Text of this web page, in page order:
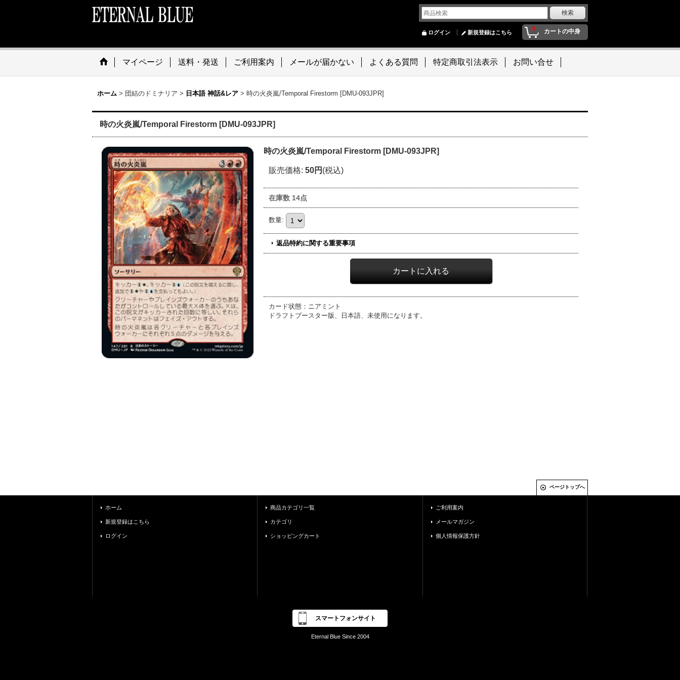
0 カートの中身
ログイン 新規登録はこちら
マイページ 送料・発送 ご利用案内 メールが届かない よくある質問 特定商取引法表示 お問い合せ
ホーム > 団結のドミナリア > 日本語 神話&レア > 時の火炎嵐/Temporal Firestorm [DMU-093JPR]
時の火炎嵐/Temporal Firestorm [DMU-093JPR]
時の火炎嵐/Temporal Firestorm [DMU-093JPR]
販売価格: 50円 (税込)
在庫数 14点
数量:
返品特約に関する重要事項
カード状態：ニアミント
ドラフトブースター版、日本語、未使用になります。
ページトップへ
ホーム
新規登録はこちら
ログイン
商品カテゴリ一覧
カテゴリ
ショッピングカート
ご利用案内
メールマガジン
個人情報保護方針
スマートフォンサイト
Eternal Blue Since 2004